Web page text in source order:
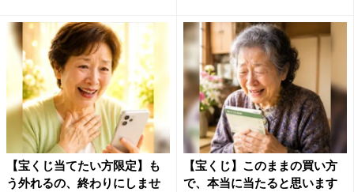
【宝くじ当てたい方限定】も
う外れるの、終わりにしませ
【宝くじ】このままの買い方
で、本当に当たると思います